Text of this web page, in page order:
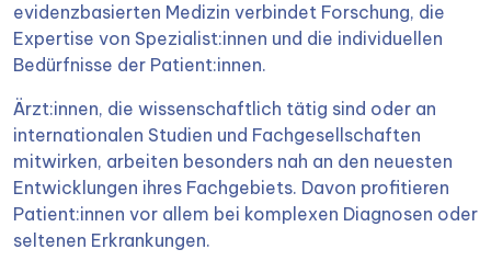
evidenzbasierten Medizin verbindet Forschung, die
Expertise von Spezialist:innen und die individuellen
Bedürfnisse der Patient:innen.
Ärzt:innen, die wissenschaftlich tätig sind oder an
internationalen Studien und Fachgesellschaften
mitwirken, arbeiten besonders nah an den neuesten
Entwicklungen ihres Fachgebiets. Davon profitieren
Patient:innen vor allem bei komplexen Diagnosen oder
seltenen Erkrankungen.